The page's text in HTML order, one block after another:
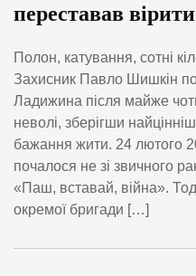
переставав
Полон, катування, сотні
Захисник Павло Шишкін
Ладижина після майже
неволі, зберігши
бажання жити. 24 лютого
почалося не зі звичного
«Паш, вставай, війна».
окремої бригади […]